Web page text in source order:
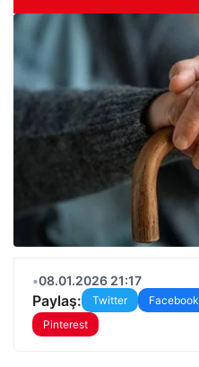
•08.01.2026 21:17
Paylaş: Twitter Facebook
Pinterest